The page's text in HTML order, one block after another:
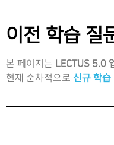
이전 학습 질
본 페이지는 LECTUS 5.0
현재 순차적으로 신규 학습